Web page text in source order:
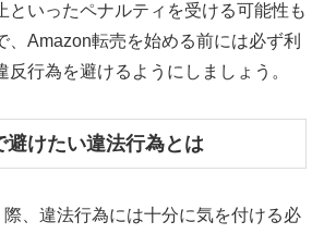
といったペナルティを受ける可能性も
、Amazon転売を始める前には必ず利
反行為を避けるようにしましょう。
けたい違法行為とは
、違法行為には十分に気を付ける必